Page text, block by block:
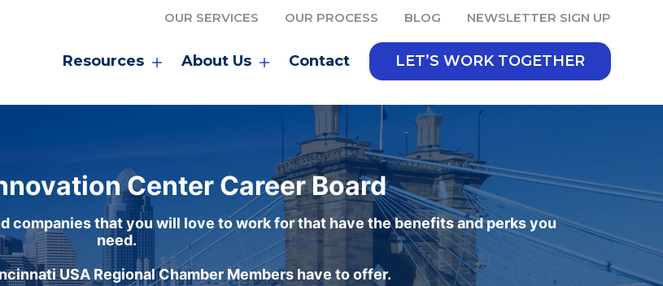
OUR SERVICES OUR PROCESS BLOG NEWSLETTER SIGN UP
Resources About Us Contact LET’S WORK TOGETHER
Center Career Board
companies that you will love to work for that have the benefits and perks you
need.
USA Regional Chamber Members have to offer.